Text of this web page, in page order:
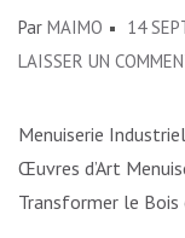
Par MAIMO
14
LAISSER UN
Menuiserie
Œuvres d’Art
Transformer le